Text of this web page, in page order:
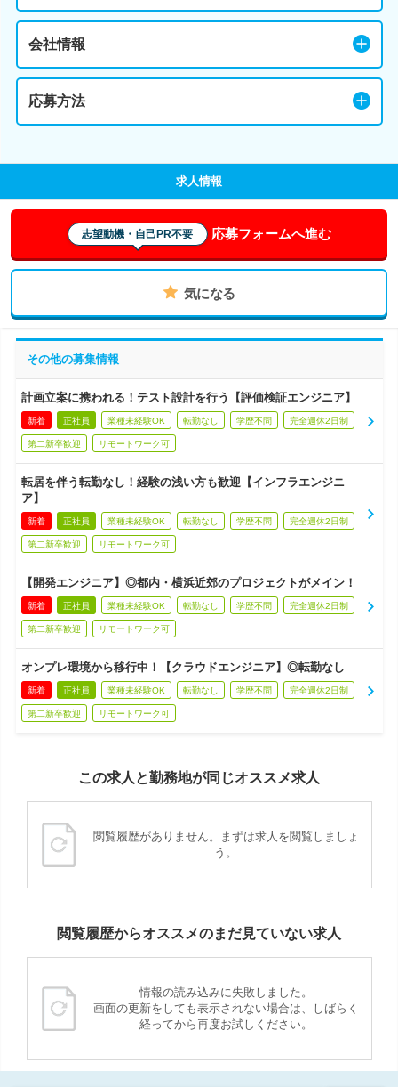
会社情報
応募方法
求人情報
志望動機・自己PR不要 応募フォームへ進む
気になる
その他の募集情報
計画立案に携われる！テスト設計を行う【評価検証エンジニア】
新着 正社員 業種未経験OK 転勤なし 学歴不問 完全週休2日制
第二新卒歓迎 リモートワーク可
転居を伴う転勤なし！経験の浅い方も歓迎【インフラエンジニ
ア】
新着 正社員 業種未経験OK 転勤なし 学歴不問 完全週休2日制
第二新卒歓迎 リモートワーク可
【開発エンジニア】◎都内・横浜近郊のプロジェクトがメイン！
新着 正社員 業種未経験OK 転勤なし 学歴不問 完全週休2日制
第二新卒歓迎 リモートワーク可
オンプレ環境から移行中！【クラウドエンジニア】◎転勤なし
新着 正社員 業種未経験OK 転勤なし 学歴不問 完全週休2日制
第二新卒歓迎 リモートワーク可
この求人と勤務地が同じオススメ求人
閲覧履歴がありません。まずは求人を閲覧しましょ
う。
閲覧履歴からオススメのまだ見ていない求人
情報の読み込みに失敗しました。
画面の更新をしても表示されない場合は、しばらく
経ってから再度お試しください。